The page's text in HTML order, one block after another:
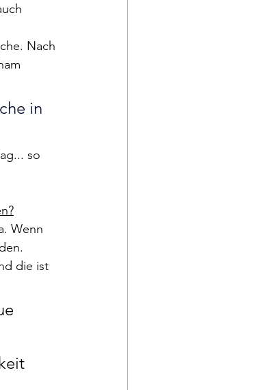
Nach
in
so
Wenn
die ist